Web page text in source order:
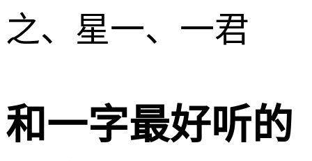
之、星一、一君
和一字最好听的